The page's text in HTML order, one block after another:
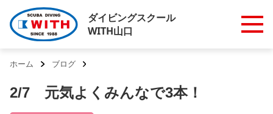
ダイビングスクール
WITH山口
ホーム ブログ
2/7 元気よくみんなで3本！